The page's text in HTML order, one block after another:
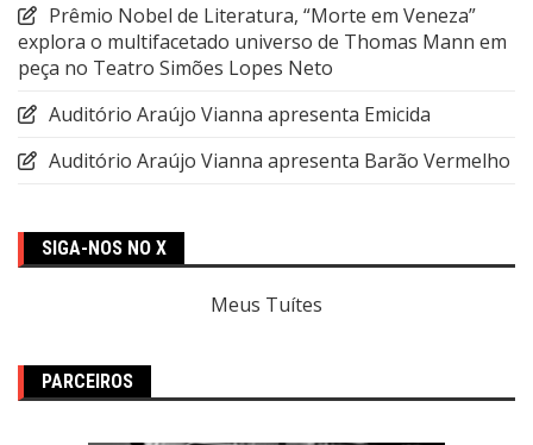
Prêmio Nobel de Literatura, “Morte em Veneza”
explora o multifacetado universo de Thomas Mann em
peça no Teatro Simões Lopes Neto
Auditório Araújo Vianna apresenta Emicida
Auditório Araújo Vianna apresenta Barão Vermelho
SIGA-NOS NO X
Meus Tuítes
PARCEIROS